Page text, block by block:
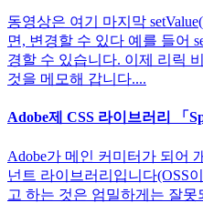
동영상은 여기 마지막
면, 변경할 수 있다 예를 들어
경할 수 있습니다. 이제 리릭
것을 메모해 갑니다....
Adobe제 CSS 라이브러리 「
Adobe가 메인 커미터가 되어
넌트 라이브러리입니다(OSS
고 하는 것은 엄밀하게는 잘